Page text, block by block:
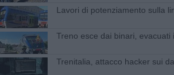
Lavori di potenziamento sulla
Treno esce dai binari, evacuati
Trenitalia, attacco hacker sui